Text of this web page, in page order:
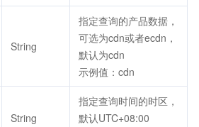
String
指定查询的产品数据，
可选为cdn或者ecdn，
默认为cdn
示例值：cdn
String
指定查询时间的时区，
默认UTC+08:00